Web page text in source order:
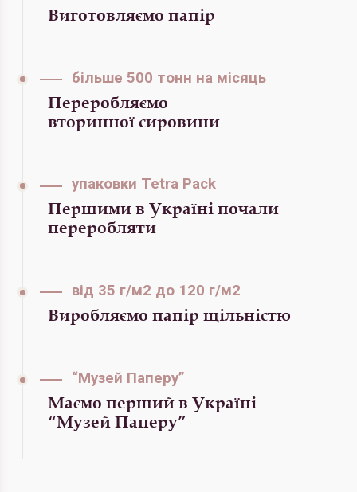
Виготовляємо папір
більше 500 тонн на місяць
Переробляємо
вторинної сировини
упаковки Tetra Pack
Першими в Україні почали
переробляти
від 35 г/м2 до 120 г/м2
Виробляємо папір щільністю
“Музей Паперу”
Маємо перший в Україні
“Музей Паперу”